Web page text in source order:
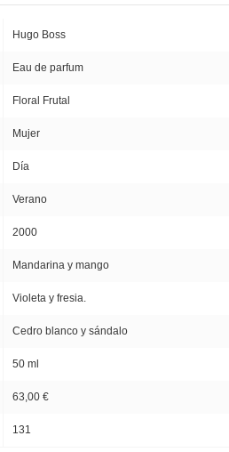
Hugo Boss
Eau de parfum
Floral Frutal
Mujer
Día
Verano
2000
Mandarina y mango
Violeta y fresia.
Cedro blanco y sándalo
50 ml
63,00 €
131